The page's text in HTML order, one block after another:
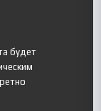
будет